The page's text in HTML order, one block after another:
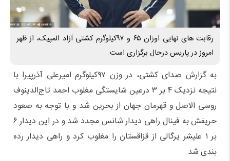
رقابت های نهایی اوزان ۶۵ و ۹۷کیلوگرم کشتی آزاد المپیک، از ظهر
امروز در پاریس درحال برگزاری است.
به گزارش صدای کشتی، در وزن ۹۷کیلوگرم امیرعلی آذرپیرا با
نتیجه نزدیک ۴ بر ۳ درعین شایستگی مغلوب احمد تاج‌الدینوف
روسی الاصل و قهرمان جهان از بحرین شد و با توجه به صعود
حریفش به فینال راهی دیدار شانس مجدد شد و در این دیدار ۶
بر ۱ علیشر یرگالی از قزاقستان را مغلوب کرد و راهی دیدار رده
بندی شد.